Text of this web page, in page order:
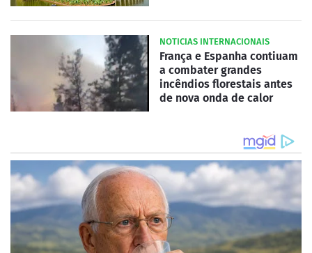
NOTICIAS INTERNACIONAIS
França e Espanha contiuam
a combater grandes
incêndios florestais antes
de nova onda de calor